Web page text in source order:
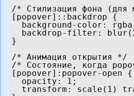
/* Стилизация фона (для
[popover]::backdrop {
background-color:
backdrop-filter:
}
/* Анимация открытия */
/* Состояние, когда
[popover]:popover-open {
  opacity: 1;
transform: scale(1)